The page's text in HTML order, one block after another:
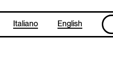
Italiano English